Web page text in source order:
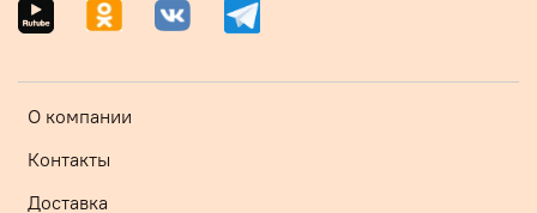
О компании
Контакты
Доставка